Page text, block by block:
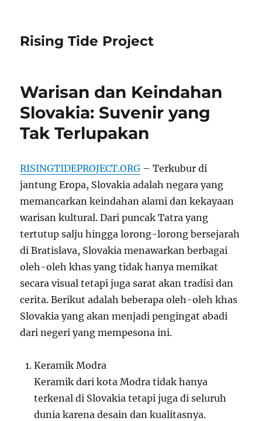
Rising Tide Project
Warisan dan Keindahan
Slovakia: Suvenir yang
Tak Terlupakan
RISINGTIDEPROJECT.ORG – Terkubur di
jantung Eropa, Slovakia adalah negara yang
memancarkan keindahan alami dan kekayaan
warisan kultural. Dari puncak Tatra yang
tertutup salju hingga lorong-lorong bersejarah
di Bratislava, Slovakia menawarkan berbagai
oleh-oleh khas yang tidak hanya memikat
secara visual tetapi juga sarat akan tradisi dan
cerita. Berikut adalah beberapa oleh-oleh khas
Slovakia yang akan menjadi pengingat abadi
dari negeri yang mempesona ini.
Keramik Modra
Keramik dari kota Modra tidak hanya
terkenal di Slovakia tetapi juga di seluruh
dunia karena desain dan kualitasnya.